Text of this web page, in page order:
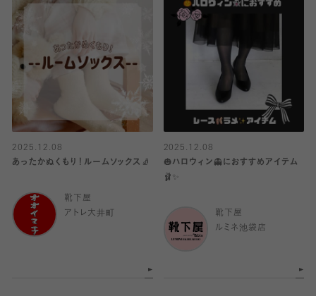
2025.12.08
あったかぬくもり！ルームソックス🧦
靴下屋
アトレ大井町
2025.12.08
🎃ハロウィン👻におすすめアイテム
🩰✨
靴下屋
ルミネ池袋店